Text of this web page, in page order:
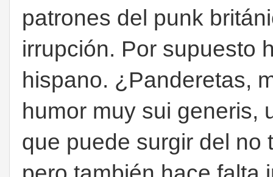
patrones del punk
irrupción. Por supuesto
hispano. ¿Panderetas,
humor muy sui generis,
que puede surgir del no